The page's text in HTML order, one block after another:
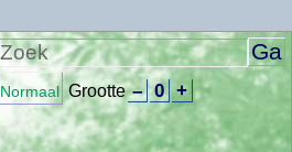
Normaal Grootte – 0 +